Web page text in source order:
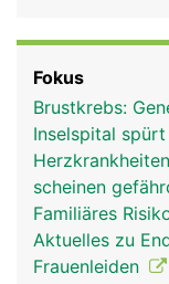
Rubriken
und Gestagen.
gesamten
halbe Million
der Eizellen
zu reifen
befinden sich
die mit
Eierstöcke
Fokus
Brustkrebs:
Inselspital
scheinen
Familiäres
Aktuelles zu
Frauenleiden